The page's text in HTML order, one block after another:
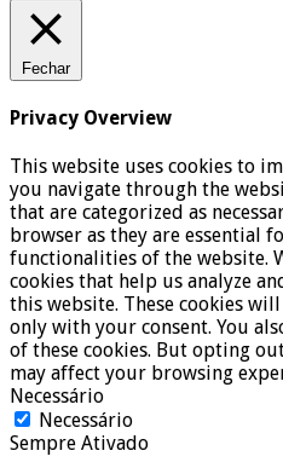
Fechar
Privacy Overview
This website uses cookies to
you navigate through the
that are categorized as
browser as they are essential
functionalities of the website.
cookies that help us analyze
this website. These cookies
only with your consent. You
of these cookies. But opting
may affect your browsing
Necessário
Necessário
Sempre Ativado